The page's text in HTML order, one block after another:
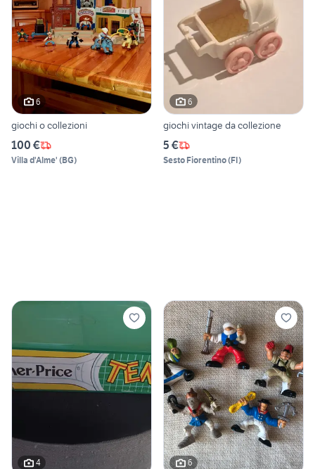
6
giochi o collezioni
100 €
Villa d'Alme' (BG)
6
giochi vintage da collezione
5 €
Sesto Fiorentino(FI)
4 6